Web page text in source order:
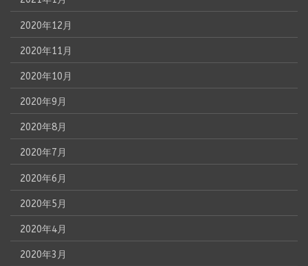
2020年12月
2020年11月
2020年10月
2020年9月
2020年8月
2020年7月
2020年6月
2020年5月
2020年4月
2020年3月